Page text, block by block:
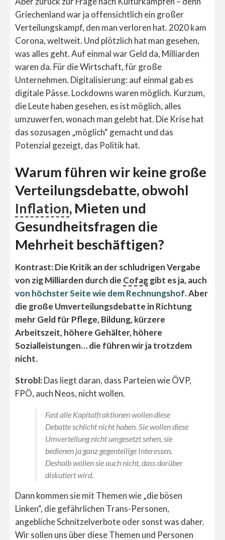
Griechenland war ja offensichtlich ein großer
Verteilungskampf, den man verloren hat. 2020 kam
Corona, weltweit. Und plötzlich hat man gesehen,
was alles geht. Auf einmal war Geld da, Milliarden
waren da. Für die Wirtschaft, für große
Unternehmen. Digitalisierung: auf einmal gab es
digitale Pässe. Lockdowns waren möglich. Kurzum,
die Leute haben gesehen, es ist möglich, alles
umzuwerfen, wonach man gelebt hat. Die Krise hat
das sozusagen „möglich“ gemacht und das
Potenzial gezeigt, das Politik hat.
Warum führen wir keine große
Verteilungsdebatte, obwohl
Inflation, Mieten und
Gesundheitsfragen die
Mehrheit beschäftigen?
Kontrast: Die Kritik an der schludrigen Vergabe
von zig Milliarden durch die Cofaggibt es ja, auch
von höchster Seite wie dem Rechnungshof. Aber
die große Umverteilungsdebatte in Richtung
mehr Geld für Pflege, Bildung, kürzere
Arbeitszeit, höhere Gehälter, höhere
Sozialleistungen… die führen wir ja trotzdem
nicht.
Strobl:Das liegt daran, dass Parteien wie ÖVP,
FPÖ, auch Neos, nicht wollen.
Fast alle Kapitalfraktionen wollen diese
Debatte schlicht nicht haben. Sie wollen diese
Umverteilung nicht umgesetzt sehen, sie
bedienen ja ganz gegenteilige Interessen.
Deshalb wollen sie auch nicht, dass darüber
diskutiert wird.
Dann kommen sie mit Themen wie „die bösen
Linken“, die gefährlichen Trans-Personen,
angebliche Schnitzelverbote oder sonst was daher.
Wir sollen uns über diese Themen und Personen